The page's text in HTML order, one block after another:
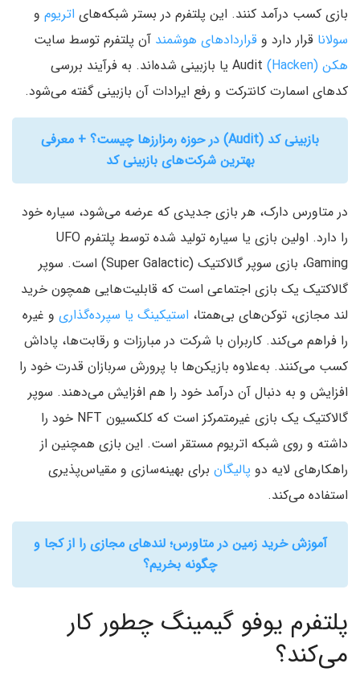
بازی کسب درآمد کنند. این پلتفرم در بستر شبکه‌های اتریوم و
سولانا قرار دارد و قراردادهای هوشمند آن پلتفرم توسط سایت
هکن (Hacken)
Audit یا بازبینی شده‌اند. به فرآیند بررسی
کدهای اسمارت کانترکت و رفع ایرادات آن بازبینی گفته می‌شود.
بازبینی کد (Audit) در حوزه رمزارزها چیست؟ + معرفی
بهترین شرکت‌های بازبینی کد
در متاورس دارک، هر بازی جدیدی که عرضه می‌شود، سیاره خود
را دارد. اولین بازی یا سیاره تولید شده توسط پلتفرم UFO
Gaming، بازی سوپر گالاکتیک (Super Galactic) است. سوپر
گالاکتیک یک بازی اجتماعی است که قابلیت‌هایی همچون خرید
لند مجازی، توکن‌های بی‌همتا، استیکینگ یا سپرده‌گذاری و غیره
را فراهم می‌کند. کاربران با شرکت در مبارزات و رقابت‌ها، پاداش
کسب می‌کنند. به‌علاوه بازیکن‌ها با پرورش سربازان قدرت خود را
افزایش و به دنبال آن درآمد خود را هم افزایش می‌دهند. سوپر
گالاکتیک یک بازی غیرمتمرکز است که کلکسیون NFT خود را
داشته و روی شبکه اتریوم مستقر است. این بازی همچنین از
راهکارهای لایه دو پالیگان برای بهینه‌سازی و مقیاس‌پذیری
استفاده می‌کند.
آموزش خرید زمین در متاورس؛ لندهای مجازی را از کجا و
چگونه بخریم؟
پلتفرم یوفو گیمینگ چطور کار
می‌کند؟